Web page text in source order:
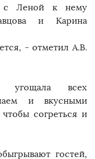
с Леной к нему
и Карина
- отметил А.В.
угощала всех
и вкусными
согреться и
гостей,